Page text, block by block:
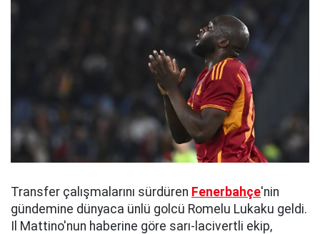
Transfer çalışmalarını sürdüren Fenerbahçe'nin
gündemine dünyaca ünlü golcü Romelu Lukaku geldi.
Il Mattino'nun haberine göre sarı-lacivertli ekip,